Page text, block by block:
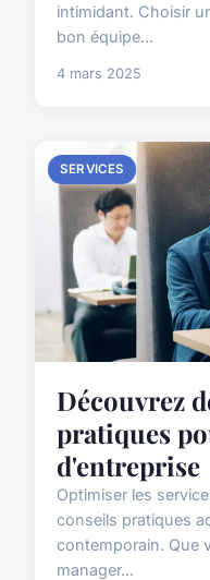
intimidant. Choisir
bon équipe...
4 mars 2025
SERVICES
Découvrez
pratiques
d'entreprise
Optimiser les
conseils pratiques
contemporain. Que
manager...